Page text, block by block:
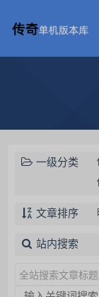
一级分类
文章排序
站内搜索